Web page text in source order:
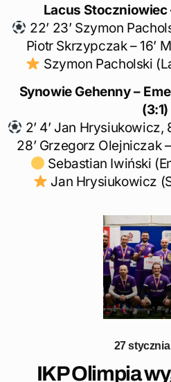
Lacus Stoczniowiec
22’ 23’ Szymon
Piotr Skrzypczak – 16’
Szymon Pacholski
Synowie Gehenny –
(3:1)
2’ 4’ Jan Hrysiukowicz,
28’ Grzegorz Olejniczak
Sebastian Iwiński
Jan Hrysiukowicz
27
IKP Olimpia